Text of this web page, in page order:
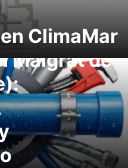
ClimaMar
Malgrat de